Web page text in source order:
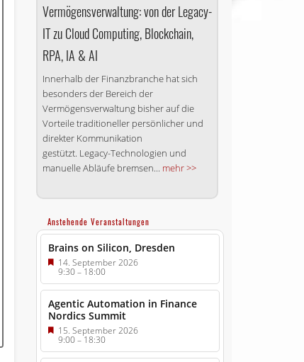
Vermögensverwaltung: von der Legacy-
IT zu Cloud Com­pu­ting, Blockchain,
RPA, IA & AI
Innerhalb der Finanzbranche hat sich
besonders der Bereich der
Vermögensverwaltung bisher auf die
Vorteile traditioneller persönlicher und
direkter Kommunikation
gestützt. Legacy-Technologien und
manuelle Abläufe bremsen... mehr >>
Anstehende Veranstaltungen
Brains on Silicon, Dresden
14. September 2026
9:30–18:00
Agentic Automation in Finance
Nordics Summit
15. September 2026
9:00–18:30